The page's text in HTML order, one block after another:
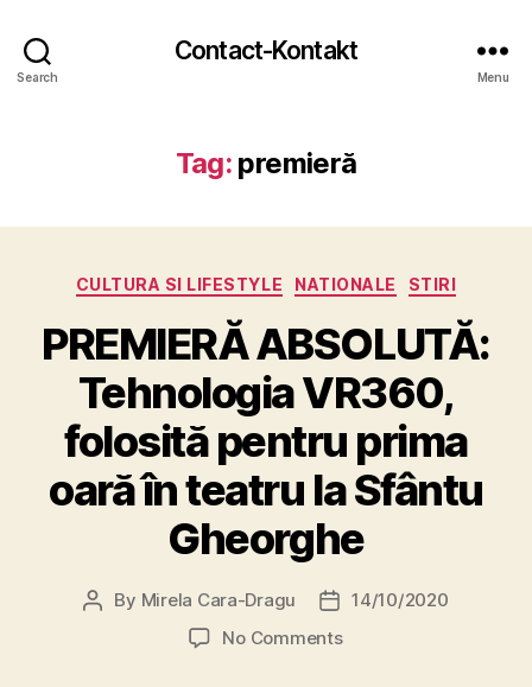
Search
Contact-Kontakt
Menu
Tag: premieră
Categories
CULTURA SI LIFESTYLE NATIONALE STIRI
PREMIERĂ ABSOLUTĂ:
Tehnologia VR360,
folosită pentru prima
oară în teatru la Sfântu
Gheorghe
Post
By Mirela Cara-Dragu
Post14/10/2020
No Commentson